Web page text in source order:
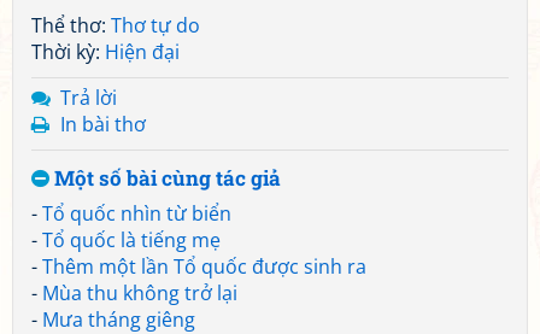
Thể thơ: Thơ tự do
Thời kỳ: Hiện đại
Trả lời
In bài thơ
Một số bài cùng tác giả
-Tổ quốc nhìn từ biển
-Tổ quốc là tiếng mẹ
-Thêm một lần Tổ quốc được sinh ra
- Mùa thu không trở lại
- Mưa tháng giêng